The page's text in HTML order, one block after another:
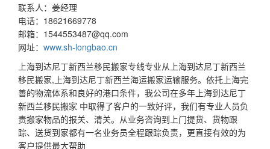
联系人：姜经理
电话：18621669778
邮箱： 1544553487@qq.com
网址： www.sh-longbao.cn
上海到达尼丁新西兰移民搬家专线专业从上海到达尼丁新西兰
移民搬家,上海到达尼丁新西兰海运搬家运输服务。依托上海完
善的物流体系和良好的港口条件，我公司在多年上海到达尼丁
新西兰移民搬家 中取得了客户的一致好评，我们有专业人员负
责搬家物品的报关、清关。从业务咨询到上门提货、货物跟
踪、送货到家都有一名业务员全程跟踪负责，更直接有效的为
客户提供最大帮助